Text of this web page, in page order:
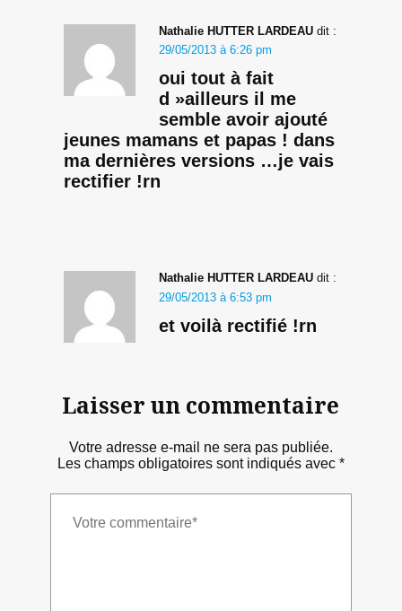
Nathalie HUTTER LARDEAU dit :
29/05/2013 à 6:26 pm
oui tout à fait
d »ailleurs il me
semble avoir ajouté
jeunes mamans et papas ! dans
ma dernières versions …je vais
rectifier !rn
Nathalie HUTTER LARDEAU dit :
29/05/2013 à 6:53 pm
et voilà rectifié !rn
Laisser un commentaire
Votre adresse e-mail ne sera pas publiée.
Les champs obligatoires sont indiqués avec *